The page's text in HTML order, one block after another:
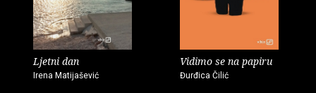
Ljetni dan
Irena Matijašević
Vidimo se na papiru
Đurđica Čilić